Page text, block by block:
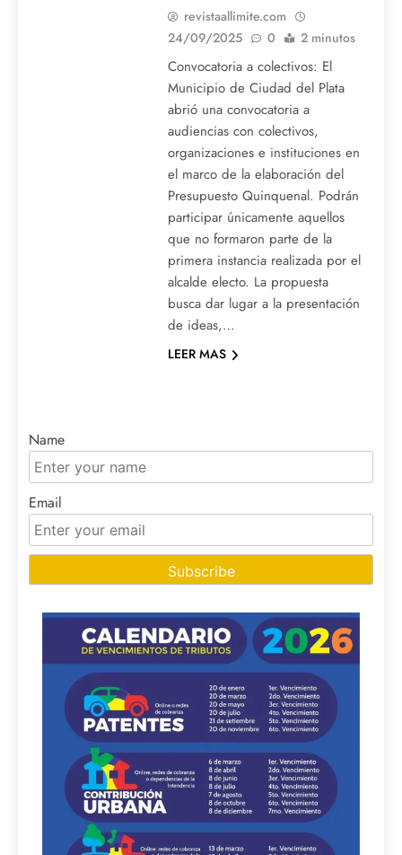
revistaallimite.com
24/09/2025
0 2 minutos
Convocatoria a colectivos: El
Municipio de Ciudad del Plata
abrió una convocatoria a
audiencias con colectivos,
organizaciones e instituciones en
el marco de la elaboración del
Presupuesto Quinquenal. Podrán
participar únicamente aquellos
que no formaron parte de la
primera instancia realizada por el
alcalde electo. La propuesta
busca dar lugar a la presentación
de ideas,…
LEER MAS
Name
Email